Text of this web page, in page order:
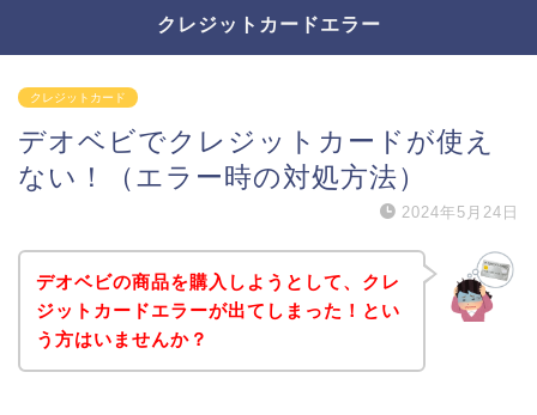
クレジットカードエラー
クレジットカード
デオベビでクレジットカードが使え
ない！（エラー時の対処方法）
2024年5月24日
デオベビの商品を購入しようとして、クレ
ジットカードエラーが出てしまった！とい
う方はいませんか？